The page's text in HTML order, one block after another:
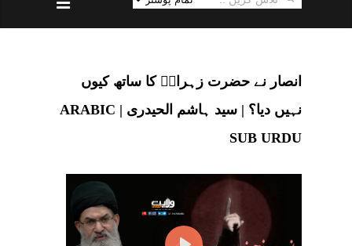
انصار نے حضرت زہراءؑ کا ساتھ کیوں
نہیں دیا؟ | سید ہاشم الحیدری | ARABIC
SUB URDU